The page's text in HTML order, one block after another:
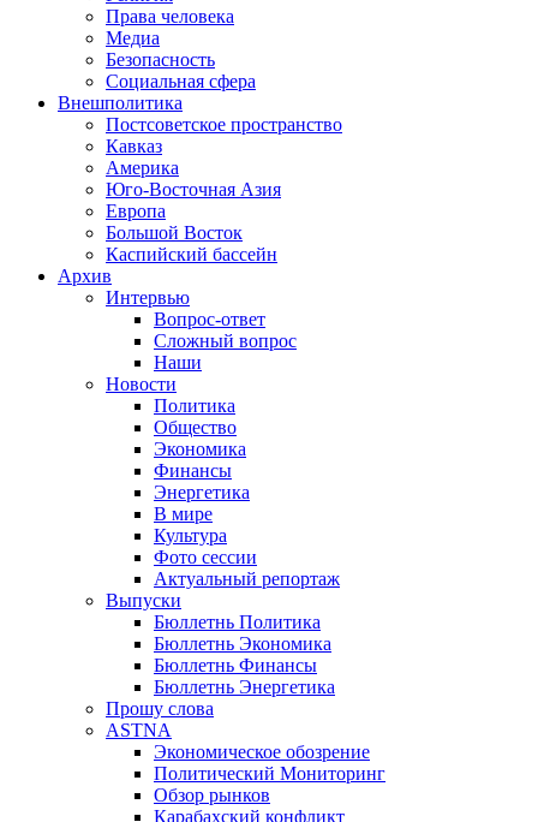
Права человека
Медиа
Безопасность
Социальная сфера
Внешполитика
Постсоветское пространство
Кавказ
Америка
Юго-Восточная Азия
Европа
Большой Восток
Каспийский бассейн
Архив
Интервью
Вопрос-ответ
Сложный вопрос
Наши
Новости
Политика
Общество
Экономика
Финансы
Энергетика
В мире
Культура
Фото сессии
Актуальный репортаж
Выпуски
Бюллетнь Политика
Бюллетнь Экономика
Бюллетнь Финансы
Бюллетнь Энергетика
Прошу слова
ASTNA
Экономическое обозрение
Политический Мониторинг
Обзор рынков
Карабахский конфликт